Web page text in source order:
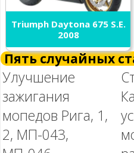
Triumph Daytona 675 S.E.
2008
Пять случайных
Улучшение
зажигания
мопедов Рига, 1,
2, МП-043,